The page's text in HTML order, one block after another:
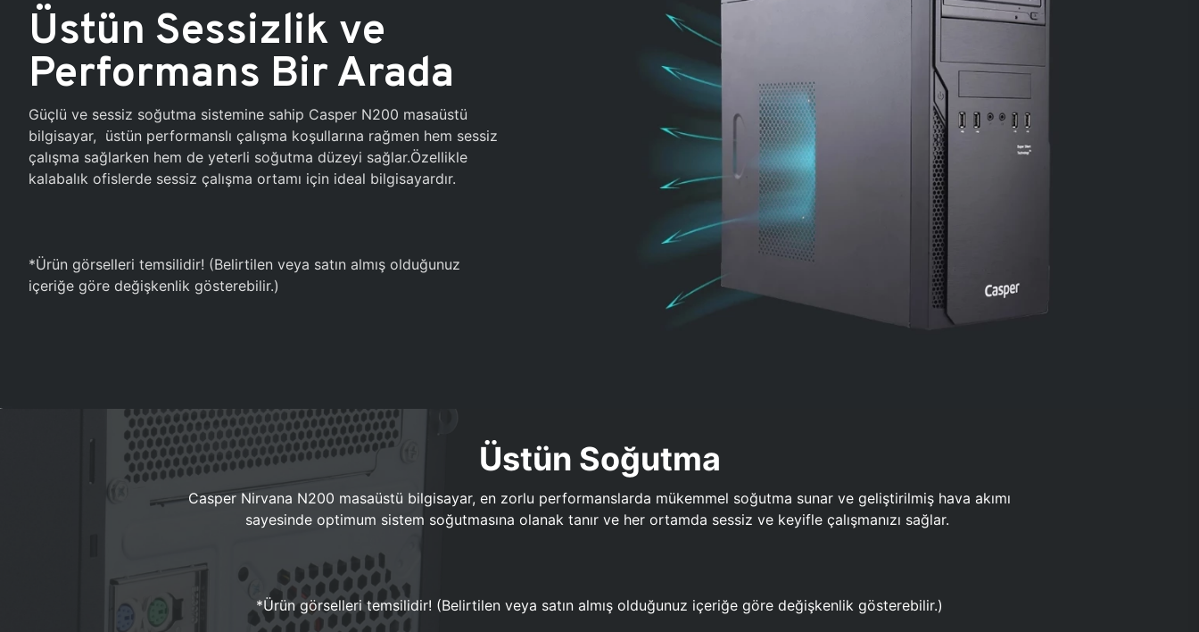
Üstün Sessizlik ve
Performans Bir Arada
Güçlü ve sessiz soğutma sistemine sahip Casper N200 masaüstü
bilgisayar, üstün performanslı çalışma koşullarına rağmen hem sessiz
çalışma sağlarken hem de yeterli soğutma düzeyi sağlar.Özellikle
kalabalık ofislerde sessiz çalışma ortamı için ideal bilgisayardır.
*Ürün görselleri temsilidir! (Belirtilen veya satın almış olduğunuz
içeriğe göre değişkenlik gösterebilir.)
Üstün Soğutma
Casper Nirvana N200 masaüstü bilgisayar, en zorlu performanslarda mükemmel soğutma sunar ve geliştirilmiş hava akımı
sayesinde optimum sistem soğutmasına olanak tanır ve her ortamda sessiz ve keyifle çalışmanızı sağlar.
*Ürün görselleri temsilidir! (Belirtilen veya satın almış olduğunuz içeriğe göre değişkenlik gösterebilir.)